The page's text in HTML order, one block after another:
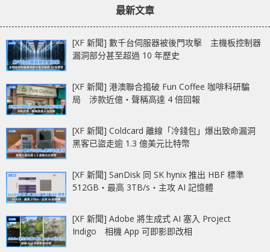
最新文章
[XF 新聞] 數千台伺服器被後門攻擊 主機板控制器
漏洞部分甚至超過 10 年歷史
[XF 新聞] 港澳聯合搗破 Fun Coffee 咖啡科研騙
局 涉款近億‧聲稱高達 4 倍回報
[XF 新聞] Coldcard 離線「冷錢包」爆出致命漏洞
黑客已盜走逾 1.3 億美元比特幣
[XF 新聞] SanDisk 同 SK hynix 推出 HBF 標準
512GB‧最高 3TB/s‧主攻 AI 記憶體
[XF 新聞] Adobe 將生成式 AI 塞入 Project
Indigo 相機 App 可即影即改相